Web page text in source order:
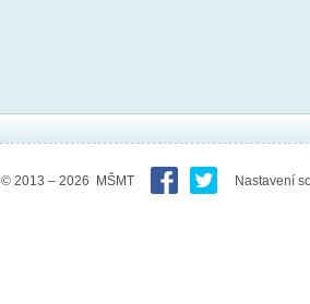
© 2013 – 2026 MŠMT Nastavení